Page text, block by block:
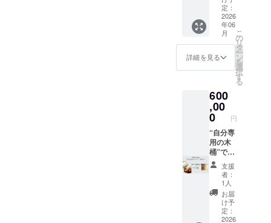
が期待
できま
す。 さ
らに
――こ
のシ
ロップ
は“お酒
性が抜
群”。 ジ
ンや日
本酒に
少量加
えるだ
けで、
まるで
クラフ
トカク
テルの
ような
香りと
コクが
菜[北海
道産])、
赤しそ
エキス
●保存方
法：直
射日
光、高
を避け
て常温
保存 ●
賞味期
限：製
造から2
年 合計
金額は
1490円
×80%×
2本＋送
料1340
円(梱包
料含む)
法：直
射日
光、高
温多湿
を避け
保存 ●
賞味期
造から
約4か月
名称：
根本の
梅干 梅
干 容
量：
110g ●
原材料
名：
梅、
〔食
塩、醸
造酢〕
成させ
た、
すっき
りとし
い甘さ
が特徴
なの
で、
水・お
湯・炭
酸水で
割った
り、ジ
ンや日
本酒と
合わせ
てカク
テルと
しても
母で醗
酵させ
た梅シ
ロップ
天然の
酵母で
成、醗
酵をさ
せ、甜
菜糖を
使用し
ている
ので、
スッキ
リとし
た甘さ
が特徴
です。
5倍希釈
冬）に
分けて
お届け
する定
期便で
す。 合
円以上
の内容
に送料
を含め
ると通
常は
30,000
円近く
になる
ところ
を、ク
ラウド
ファン
ディン
戸市ブ
ランド
梅「ふ
くゆ
い」を
使用
し、塩
だけで
た本格
梅干し
です。
豊潤な
梅の香
りと、
塩味・
酸味の
絶妙な
バラン
スをお
楽しみ
いただ
けま
定：
2026
年06
月
詳細を見る
こ
の
リ
タ
ー
ン
を
選
択
す
る
600
,00
0 円
“自分専
用の木
桶”で梅
干しづ
くり体
験 この
コース
では、
あなた
だけの
支援
者：
1人
お届
け予
定：
2026